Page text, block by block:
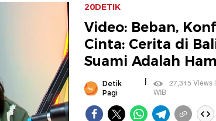
20DETIK
Video: Beban,
Cinta: Cerita di
Suami Adalah
Detik
Pagi
|
27,315 Views
WIB